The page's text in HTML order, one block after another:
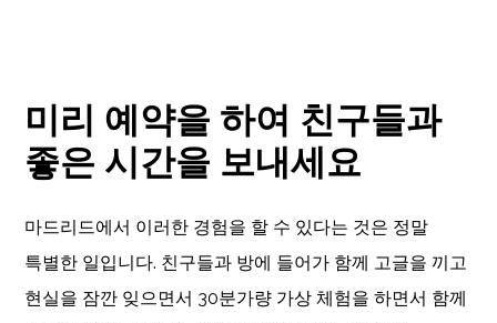
미리 예약을 하여 친구들과
좋은 시간을 보내세요
마드리드에서 이러한 경험을 할 수 있다는 것은 정말
특별한 일입니다. 친구들과 방에 들어가 함께 고글을 끼고
현실을 잠깐 잊으면서 30분가량 가상 체험을 하면서 함께